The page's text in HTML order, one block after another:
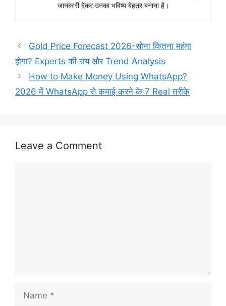
जानकारी देकर उनका भविष्य बेहतर बनाना है।
Gold Price Forecast 2026-सोना कितना महंगा
होगा? Experts की राय और Trend Analysis
How to Make Money Using WhatsApp?
2026 में WhatsApp से कमाई करने के 7 Real तरीके
Leave a Comment